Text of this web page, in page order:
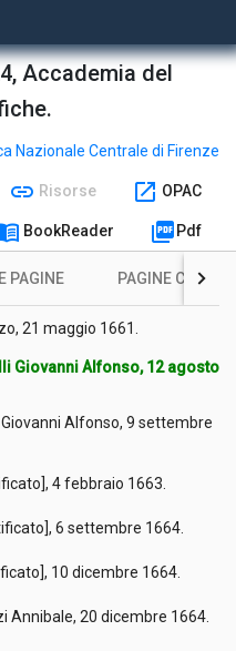
Accademia del
Nazionale Centrale di Firenze
link Risorse open_in_new OPAC
BookReader picture_as_pdf Pdf
PAGINE PAGINE CON
6 novembre 1660.
[s.d.].
11 settembre 1660.
20 settembre 1664.
28 novembre 1660.
3 gennaio 1661.
18 aprile 1661.
21 maggio 1661.
Giovanni Alfonso, 12 agosto
Alfonso, 9 settembre
4 febbraio 1663.
6 settembre 1664.
10 dicembre 1664.
Annibale, 20 dicembre 1664.